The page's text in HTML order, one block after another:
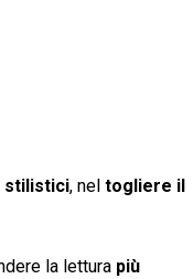
stilistici, nel togliere il
la lettura più